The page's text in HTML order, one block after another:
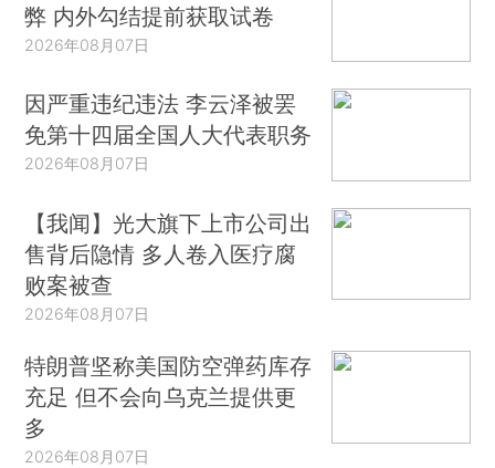
弊 内外勾结提前获取试卷
2026年08月07日
因严重违纪违法 李云泽被罢
免第十四届全国人大代表职务
2026年08月07日
【我闻】光大旗下上市公司出
售背后隐情 多人卷入医疗腐
败案被查
2026年08月07日
特朗普坚称美国防空弹药库存
充足 但不会向乌克兰提供更
多
2026年08月07日